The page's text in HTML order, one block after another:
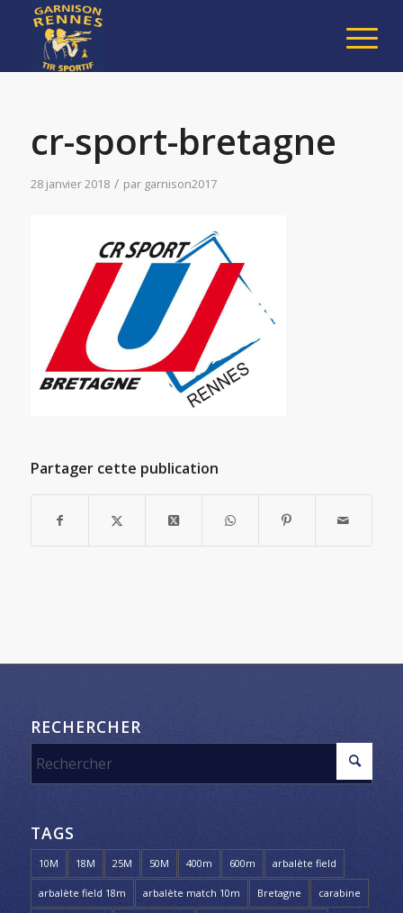
cr-sport-bretagne
28 janvier 2018 / par garnison2017
Partager cette publication
RECHERCHER
TAGS
10M 18M 25M 50M 400m 600m arbalète field
arbalète field 18m arbalète match 10m Bretagne carabine